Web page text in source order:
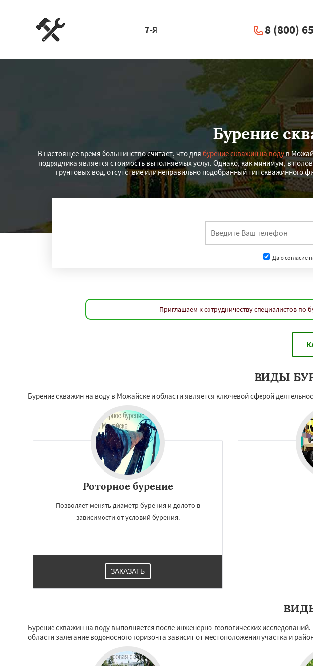
7-Я 8 (800)
Бурение
В настоящее время большинство считает, что для бурение скважин на водув
подрядчика является стоимость выполняемых услуг. Однако, как минимум, в
грунтовых вод, отсутствие или неправильно подобранный тип скважинного
Даю согласие
Приглашаем к сотрудничеству специалистов по
ВИДЫ
Бурение скважин на воду в Можайске и области является ключевой сферой
Роторное бурение
Позволяет менять диаметр бурения и долото в
зависимости от условий бурения.
ЗАКАЗАТЬ
Бурение скважин на воду выполняется после инженерно-геологических
области залегание водоносного горизонта зависит от местоположения участка и